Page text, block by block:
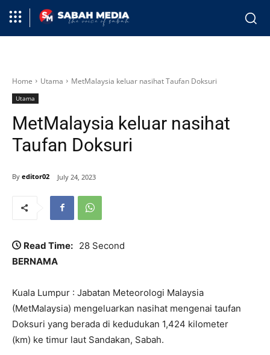
Home Utama MetMalaysia keluar nasihat Taufan Doksuri
Utama
MetMalaysia keluar nasihat
Taufan Doksuri
By editor02 July 24, 2023
Read Time: 28 Second
BERNAMA
Kuala Lumpur : Jabatan Meteorologi Malaysia
(MetMalaysia) mengeluarkan nasihat mengenai taufan
Doksuri yang berada di kedudukan 1,424 kilometer
(km) ke timur laut Sandakan, Sabah.